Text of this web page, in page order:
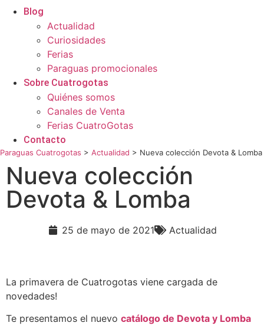
Blog
Actualidad
Curiosidades
Ferias
Paraguas promocionales
Sobre Cuatrogotas
Quiénes somos
Canales de Venta
Ferias CuatroGotas
Contacto
Paraguas Cuatrogotas > Actualidad > Nueva colección Devota & Lomba
Nueva colección
Devota & Lomba
25 de mayo de 2021 Actualidad
La primavera de Cuatrogotas viene cargada de
novedades!
Te presentamos el nuevo catálogo de Devota y Lomba